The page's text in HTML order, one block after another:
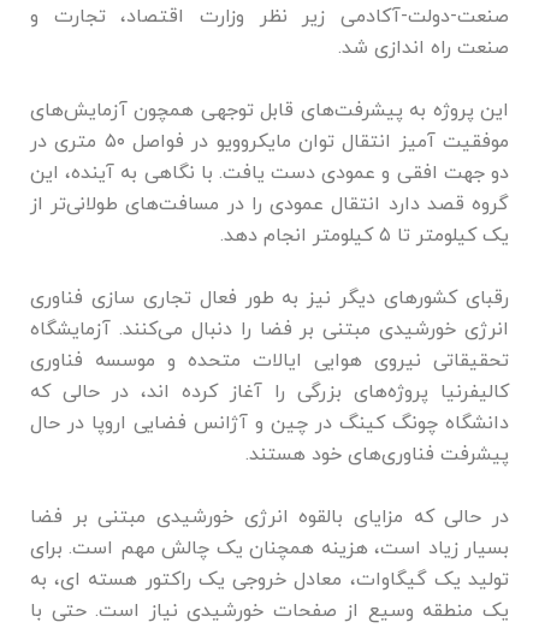
صنعت-دولت-آکادمی زیر نظر وزارت اقتصاد، تجارت و
صنعت راه اندازی شد.
این پروژه به پیشرفت‌های قابل توجهی همچون آزمایش‌های
موفقیت آمیز انتقال توان مایکروویو در فواصل ۵۰ متری در
دو جهت افقی و عمودی دست یافت. با نگاهی به آینده، این
گروه قصد دارد انتقال عمودی را در مسافت‌های طولانی‌تر از
یک کیلومتر تا ۵ کیلومتر انجام دهد.
رقبای کشور‌های دیگر نیز به طور فعال تجاری سازی فناوری
انرژی خورشیدی مبتنی بر فضا را دنبال می‌کنند. آزمایشگاه
تحقیقاتی نیروی هوایی ایالات متحده و موسسه فناوری
کالیفرنیا پروژه‌های بزرگی را آغاز کرده اند، در حالی که
دانشگاه چونگ کینگ در چین و آژانس فضایی اروپا در حال
پیشرفت فناوری‌های خود هستند.
در حالی که مزایای بالقوه انرژی خورشیدی مبتنی بر فضا
بسیار زیاد است، هزینه همچنان یک چالش مهم است. برای
تولید یک گیگاوات، معادل خروجی یک راکتور هسته ای، به
یک منطقه وسیع از صفحات خورشیدی نیاز است. حتی با